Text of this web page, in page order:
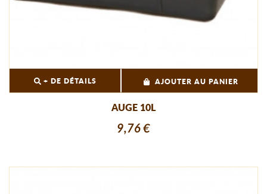
+ DE DÉTAILS AJOUTER AU PANIER
AUGE 10L
9,76 €